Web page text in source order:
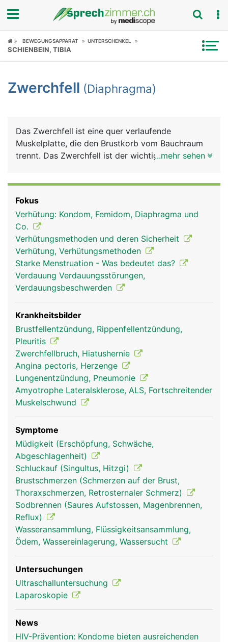
Fokus
Symptome
News
Rubriken
BEWEGUNGSAPPARAT UNTERSCHENKEL
SCHIENBEIN, TIBIA
Zwerchfell (Diaphragma)
Das Zwerchfell ist eine quer verlaufende
Muskelplatte, die den Brustkorb vom Bauchraum
trennt. Das Zwerchfell ist der wichtigste
unten und unterstützt damit die Lunge beim Ein-
und Ausatmen. Man nennt diese Atmung auch
Zwerchfellatmung oder Bauchatmung. Unterstützt
wird das Zwerchfell durch die Muskeln des
Brustkorbes und des Schultergürtels. Sie werden
als Atemhilfsmuskulatur bezeichnet und kommen
vor allem bei Anstrengung zum Einsatz, bei der
sich der gesamte Brustkorb hebt und senkt. Bei
dieser sogenannten Brustatmung wird die Lunge
beim Einatmen zu allen Seiten auseinander
gezogen. Brust- und Bauchatmung arbeiten immer
zusammen, in Ruhe überwiegt jedoch die Bauch-,
bei Anstrengung die Brustatmung.
Zwerchfell Frau Zwerchfell Mann
...mehr sehen
Fokus
Verhütung: Kondom, Femidom, Diaphragma und
Co.
Verhütungsmethoden und deren Sicherheit
Verhütung, Verhütungsmethoden
Starke Menstruation - Was bedeutet das?
Verdauung Verdauungsstörungen,
Verdauungsbeschwerden
Krankheitsbilder
Brustfellentzündung, Rippenfellentzündung,
Pleuritis
Zwerchfellbruch, Hiatushernie
Angina pectoris, Herzenge
Lungenentzündung, Pneumonie
Amyotrophe Lateralsklerose, ALS, Fortschreitender
Muskelschwund
Symptome
Müdigkeit (Erschöpfung, Schwäche,
Abgeschlagenheit)
Schluckauf (Singultus, Hitzgi)
Brustschmerzen (Schmerzen auf der Brust,
Thoraxschmerzen, Retrosternaler Schmerz)
Sodbrennen (Saures Aufstossen, Magenbrennen,
Reflux)
Wasseransammlung, Flüssigkeitsansammlung,
Ödem, Wassereinlagerung, Wassersucht
Untersuchungen
Ultraschalluntersuchung
Laparoskopie
News
HIV-Prävention: Kondome bieten ausreichenden